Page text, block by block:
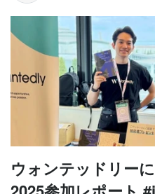
ウォンテッドリー